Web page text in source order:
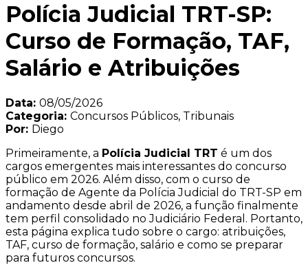
Polícia Judicial TRT-SP:
Curso de Formação, TAF,
Salário e Atribuições
Data: 08/05/2026
Categoria: Concursos Públicos, Tribunais
Por: Diego
Primeiramente, a Polícia Judicial TRT é um dos
cargos emergentes mais interessantes do concurso
público em 2026. Além disso, com o curso de
formação de Agente da Polícia Judicial do TRT-SP em
andamento desde abril de 2026, a função finalmente
tem perfil consolidado no Judiciário Federal. Portanto,
esta página explica tudo sobre o cargo: atribuições,
TAF, curso de formação, salário e como se preparar
para futuros concursos.